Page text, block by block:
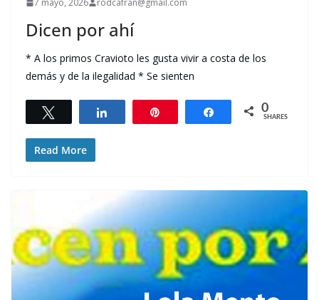
7 mayo, 2026 rodcafran@gmail.com
Dicen por ahí
* A los primos Cravioto les gusta vivir a costa de los
demás y de la ilegalidad * Se sienten
Share 0
SHARES
Read More